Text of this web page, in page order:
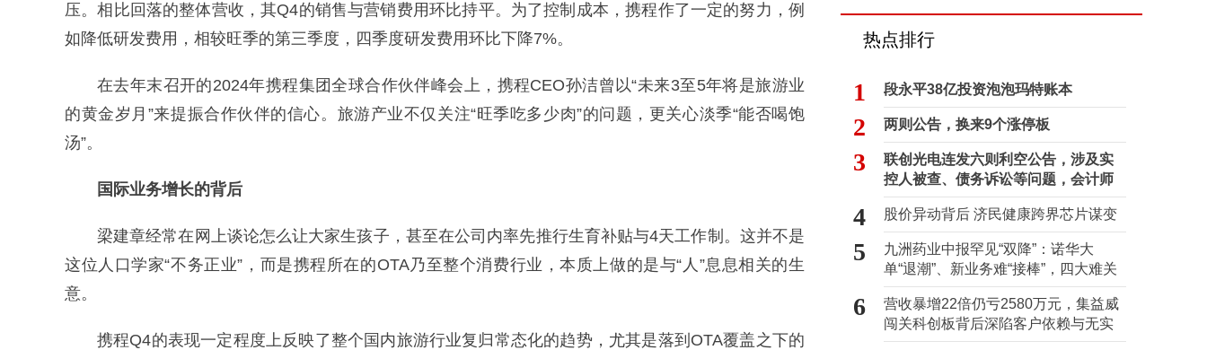
压。相比回落的整体营收，其Q4的销售与营销费用环比持平。为了控制成本，携程作了一定的努力，例
如降低研发费用，相较旺季的第三季度，四季度研发费用环比下降7%。
在去年末召开的2024年携程集团全球合作伙伴峰会上，携程CEO孙洁曾以“未来3至5年将是旅游业
的黄金岁月”来提振合作伙伴的信心。旅游产业不仅关注“旺季吃多少肉”的问题，更关心淡季“能否喝饱
汤”。
国际业务增长的背后
梁建章经常在网上谈论怎么让大家生孩子，甚至在公司内率先推行生育补贴与4天工作制。这并不是
这位人口学家“不务正业”，而是携程所在的OTA乃至整个消费行业，本质上做的是与“人”息息相关的生
意。
携程Q4的表现一定程度上反映了整个国内旅游行业复归常态化的趋势，尤其是落到OTA覆盖之下的
热点排行
1 段永平38亿投资泡泡玛特账本
2 两则公告，换来9个涨停板
3
联创光电连发六则利空公告，涉及实
控人被查、债务诉讼等问题，会计师
事务所曾出具“保留意见”
4 股价异动背后 济民健康跨界芯片谋变
5
九洲药业中报罕见“双降”：诺华大
单“退潮”、新业务难“接棒”，四大难关
待闯
6
营收暴增22倍仍亏2580万元，集益威
闯关科创板背后深陷客户依赖与无实
控人困局